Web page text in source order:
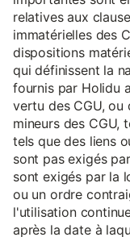
relatives aux
immatérielles des
dispositions
qui définissent la
fournis par Holidu
vertu des CGU,
mineurs des CGU,
tels que des liens
sont pas exigés
sont exigés par la
ou un ordre
l'utilisation
après la date à